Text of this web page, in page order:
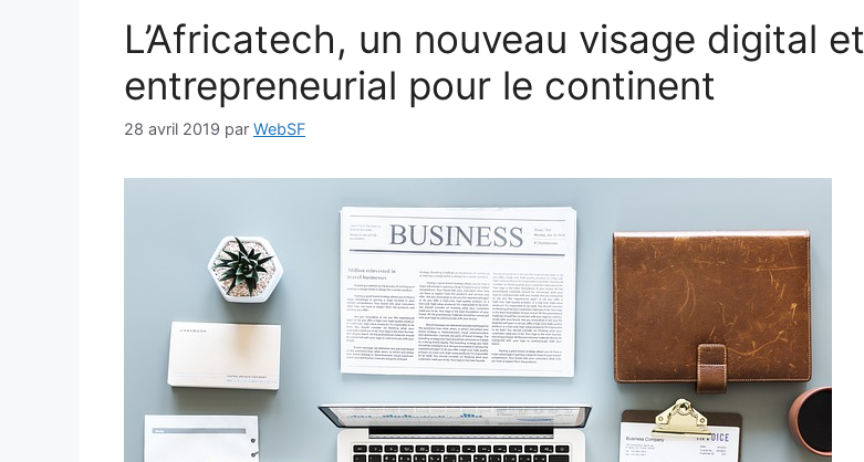
L’Africatech, un nouveau visage digital et
entrepreneurial pour le continent
28 avril 2019 par WebSF